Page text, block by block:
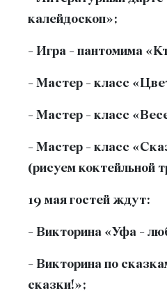
калейдоскоп»;
- Игра - пантомима
- Мастер - класс
- Мастер - класс
- Мастер - класс
(рисуем коктейльной
19 мая гостей ждут:
- Викторина «Уфа -
- Викторина по
сказки!»;